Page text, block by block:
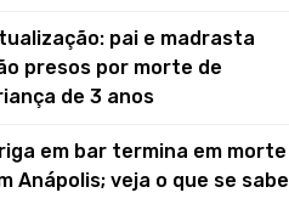
pai e madrasta
presos por morte de
de 3 anos
em bar termina em morte
Anápolis; veja o que se sabe